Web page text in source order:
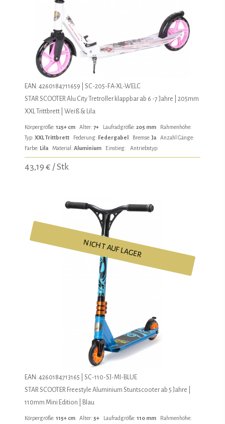
EAN: 4260184711659 | SC-205-FA-XL-WELC
STAR SCOOTER Alu City Tretroller klappbar ab 6 -7 Jahre | 205mm
XXL Trittbrett | Weiß & Lila
Körpergröße: 125+ cm Alter: 7+ Laufradgröße: 205 mm
Rahmenhöhe:
Typ: XXL Trittbrett Federung: Federgabel Bremse:Ja
Anzahl Gänge:
Farbe: Lila Material: Aluminium Einstieg: Antriebstyp:
43,19 € / Stk
EAN: 4260184713165 | SC-110-SJ-MI-BLUE
STAR SCOOTER Freestyle Aluminium Stuntscooter ab 5 Jahre |
110mm Mini Edition | Blau
Körpergröße: 115+ cm Alter: 5+ Laufradgröße: 110 mm Rahmenhöhe:
NICHT AUF LAGER